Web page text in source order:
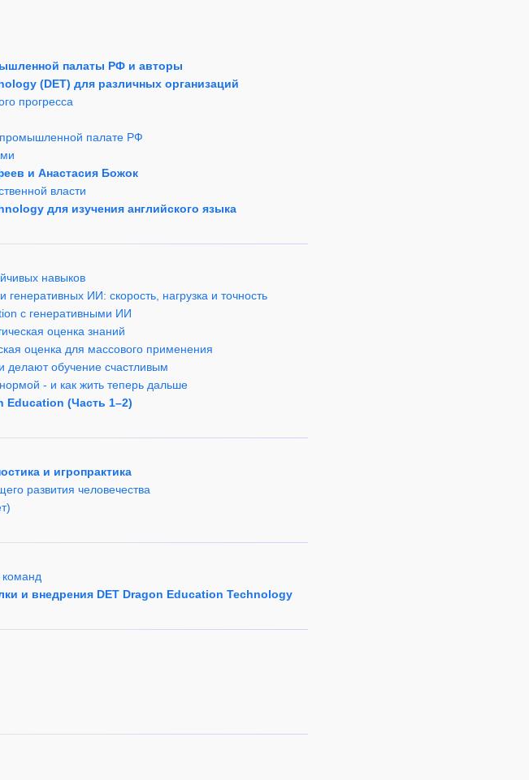
палаты РФ и авторы
(DET) для различных организаций
прогресса
промышленной палате РФ
и Анастасия Божок
власти
для изучения английского языка
навыков
ИИ: скорость, нагрузка и точность
с генеративными ИИ
оценка знаний
оценка для массового применения
делают обучение счастливым
- и как жить теперь дальше
Education (Часть 1–2)
и игропрактика
развития человечества
и внедрения DET Dragon Education Technology